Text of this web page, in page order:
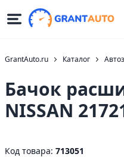
GrantAuto.ru Каталог
Бачок
NISSAN
Код товара: 713051